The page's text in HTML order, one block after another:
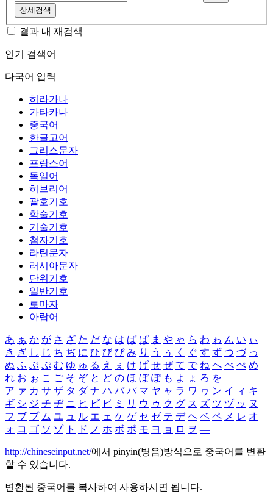
상세검색
결과 내 재검색
인기 검색어
다국어 입력
히라가나
가타카나
중국어
한글고어
그리스문자
프랑스어
독일어
히브리어
괄호기호
학술기호
기술기호
첨자기호
라틴문자
러시아문자
단위기호
일반기호
로마자
아랍어
あ ぁ か が さ ざ た だ な は ば ぱ ま や ゃ ら わ ゎ ん い ぃ
き ぎ し じ ち ぢ に ひ び ぴ み り う ぅ く ぐ す ず つ づ っ
ぬ ふ ぶ ぷ む ゆ ゅ る え ぇ け げ せ ぜ て で ね へ べ ぺ め
れ お ぉ こ ご そ ぞ と ど の ほ ぼ ぽ も よ ょ ろ を
ア ァ カ サ ザ タ ダ ナ ハ バ パ マ ヤ ャ ラ ワ ヮ ン イ ィ キ
ギ シ ジ チ ヂ ニ ヒ ビ ピ ミ リ ウ ゥ ク グ ス ズ ツ ヅ ッ ヌ
フ ブ プ ム ユ ュ ル エ ェ ケ ゲ セ ゼ テ デ ヘ ベ ペ メ レ オ
ォ コ ゴ ソ ゾ ト ド ノ ホ ボ ポ モ ヨ ョ ロ ヲ ―
http://chineseinput.net/에서 pinyin(병음)방식으로 중국어를 변환
할 수 있습니다.
변환된 중국어를 복사하여 사용하시면 됩니다.